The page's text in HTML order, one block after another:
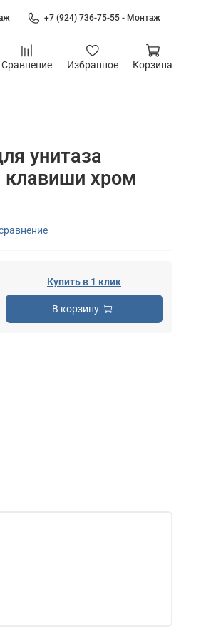
+7 (924) 736-75-55 - Монтаж
Сравнение Избранное Корзина
унитаза
клавиши хром
Купить в 1 клик
В корзину